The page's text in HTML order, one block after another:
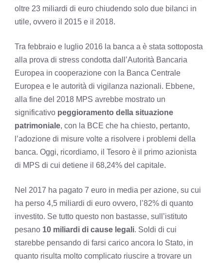
oltre 23 miliardi di euro chiudendo solo due bilanci in
utile, ovvero il 2015 e il 2018.
Tra febbraio e luglio 2016 la banca a è stata sottoposta
alla prova di stress condotta dall’Autorità Bancaria
Europea in cooperazione con la Banca Centrale
Europea e le autorità di vigilanza nazionali. Ebbene,
alla fine del 2018 MPS avrebbe mostrato un
significativo peggioramento della situazione
patrimoniale, con la BCE che ha chiesto, pertanto,
l’adozione di misure volte a risolvere i problemi della
banca. Oggi, ricordiamo, il Tesoro è il primo azionista
di MPS di cui detiene il 68,24% del capitale.
Nel 2017 ha pagato 7 euro in media per azione, su cui
ha perso 4,5 miliardi di euro ovvero, l’82% di quanto
investito. Se tutto questo non bastasse, sull’istituto
pesano 10 miliardi di cause legali. Soldi di cui
starebbe pensando di farsi carico ancora lo Stato, in
quanto risulta molto complicato riuscire a trovare un